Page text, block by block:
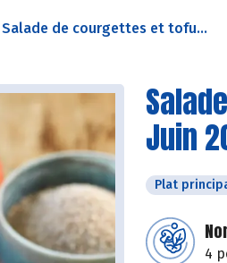
Salade de courgettes et tofu...
Juin
Plat
4